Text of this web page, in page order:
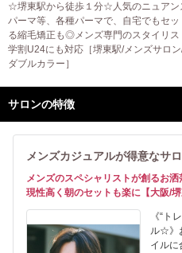
☆堺東駅から徒歩１分☆人気のニュアン
パーマ等、各種パーマで、自宅でもセ
る縮毛矯正も◎メンズ専門のスタイリス
学割U24にも対応［堺東駅/メンズサロ
ダブルカラー］
サロンの特徴
メンズカジュアルが得意なサ
メンズのスペシャリストが創るお
現性高く朝のセットも楽に【大阪/堺
《“ト
ル☆》
イルに